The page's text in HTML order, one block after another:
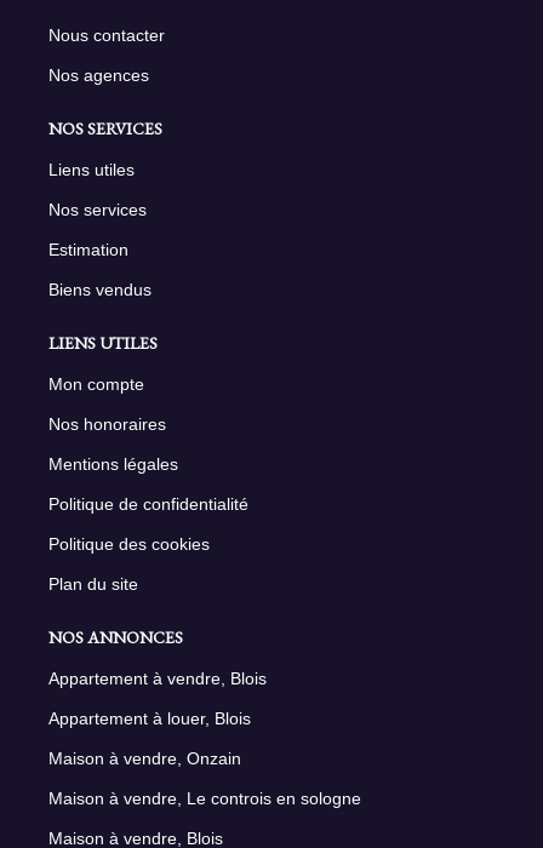
Nous contacter
Nos agences
NOS SERVICES
Liens utiles
Nos services
Estimation
Biens vendus
LIENS UTILES
Mon compte
Nos honoraires
Mentions légales
Politique de confidentialité
Politique des cookies
Plan du site
NOS ANNONCES
Appartement à vendre, Blois
Appartement à louer, Blois
Maison à vendre, Onzain
Maison à vendre, Le controis en sologne
Maison à vendre, Blois